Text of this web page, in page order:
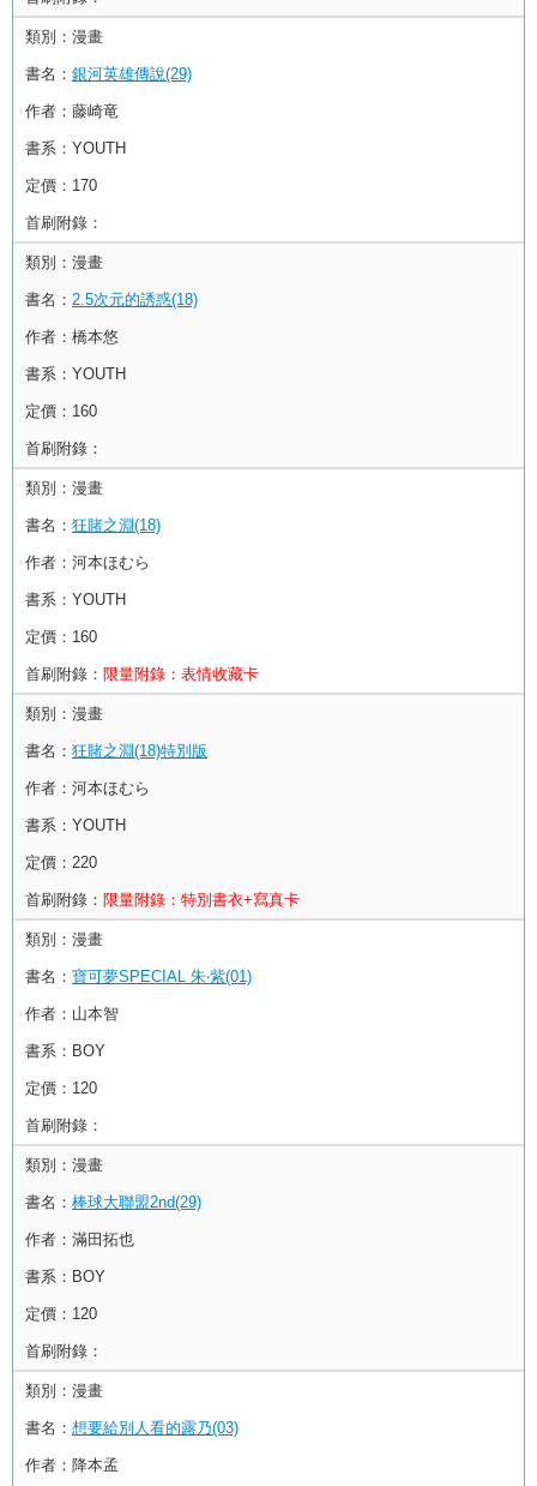
類別： 漫畫
書名： 銀河英雄傳說(29)
作者： 藤崎竜
書系： YOUTH
定價： 170
首刷附錄：
類別： 漫畫
書名： 2.5次元的誘惑(18)
作者： 橋本悠
書系： YOUTH
定價： 160
首刷附錄：
類別： 漫畫
書名： 狂賭之淵(18)
作者： 河本ほむら
書系： YOUTH
定價： 160
首刷附錄： 限量附錄：表情收藏卡
類別： 漫畫
書名： 狂賭之淵(18)特別版
作者： 河本ほむら
書系： YOUTH
定價： 220
首刷附錄： 限量附錄：特別書衣+寫真卡
類別： 漫畫
書名： 寶可夢SPECIAL 朱‧紫(01)
作者： 山本智
書系： BOY
定價： 120
首刷附錄：
類別： 漫畫
書名： 棒球大聯盟2nd(29)
作者： 滿田拓也
書系： BOY
定價： 120
首刷附錄：
類別： 漫畫
書名： 想要給別人看的露乃(03)
作者： 降本孟